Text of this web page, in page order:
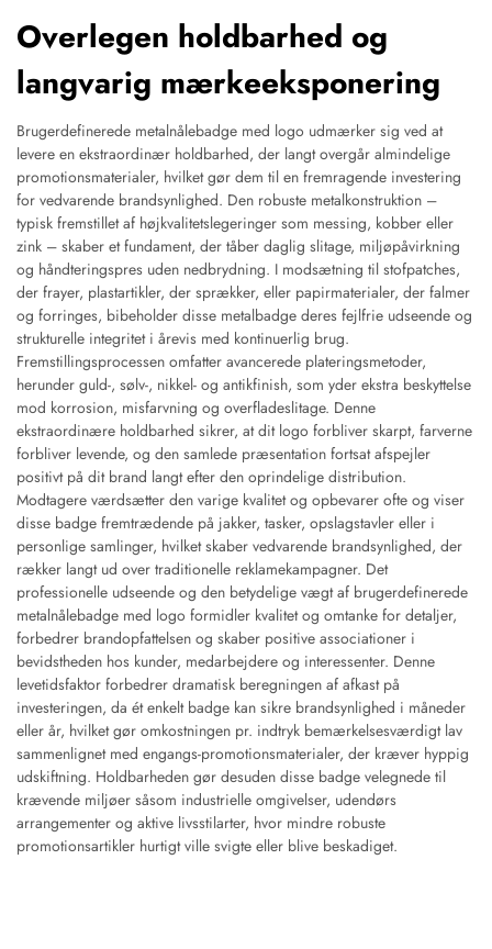
Overlegen holdbarhed og
langvarig mærkeeksponering
Brugerdefinerede metalnålebadge med logo udmærker sig ved at
levere en ekstraordinær holdbarhed, der langt overgår almindelige
promotionsmaterialer, hvilket gør dem til en fremragende investering
for vedvarende brandsynlighed. Den robuste metalkonstruktion –
typisk fremstillet af højkvalitetslegeringer som messing, kobber eller
zink – skaber et fundament, der tåber daglig slitage, miljøpåvirkning
og håndteringspres uden nedbrydning. I modsætning til stofpatches,
der frayer, plastartikler, der sprækker, eller papirmaterialer, der falmer
og forringes, bibeholder disse metalbadge deres fejlfrie udseende og
strukturelle integritet i årevis med kontinuerlig brug.
Fremstillingsprocessen omfatter avancerede plateringsmetoder,
herunder guld-, sølv-, nikkel- og antikfinish, som yder ekstra beskyttelse
mod korrosion, misfarvning og overfladeslitage. Denne
ekstraordinære holdbarhed sikrer, at dit logo forbliver skarpt, farverne
forbliver levende, og den samlede præsentation fortsat afspejler
positivt på dit brand langt efter den oprindelige distribution.
Modtagere værdsætter den varige kvalitet og opbevarer ofte og viser
disse badge fremtrædende på jakker, tasker, opslagstavler eller i
personlige samlinger, hvilket skaber vedvarende brandsynlighed, der
rækker langt ud over traditionelle reklamekampagner. Det
professionelle udseende og den betydelige vægt af brugerdefinerede
metalnålebadge med logo formidler kvalitet og omtanke for detaljer,
forbedrer brandopfattelsen og skaber positive associationer i
bevidstheden hos kunder, medarbejdere og interessenter. Denne
levetidsfaktor forbedrer dramatisk beregningen af afkast på
investeringen, da ét enkelt badge kan sikre brandsynlighed i måneder
eller år, hvilket gør omkostningen pr. indtryk bemærkelsesværdigt lav
sammenlignet med engangs-promotionsmaterialer, der kræver hyppig
udskiftning. Holdbarheden gør desuden disse badge velegnede til
krævende miljøer såsom industrielle omgivelser, udendørs
arrangementer og aktive livsstilarter, hvor mindre robuste
promotionsartikler hurtigt ville svigte eller blive beskadiget.